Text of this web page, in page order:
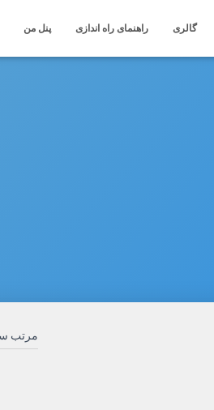
گالری راهنمای راه اندازی پنل من